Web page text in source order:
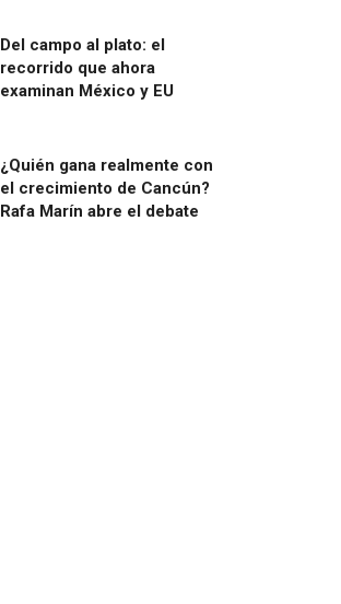
Del campo al plato: el
recorrido que ahora
examinan México y EU
¿Quién gana realmente con
el crecimiento de Cancún?
Rafa Marín abre el debate